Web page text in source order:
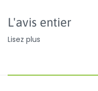
L'avis entier
Lisez plus